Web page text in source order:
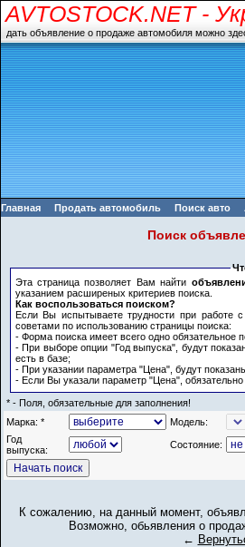
AVTOSTOCK.NET-
дать объявление о продаже автомобиля можно
Главная Продать автомобиль Поиск авто
Поиск
Эта страница позволяет Вам найти
указанием расширеных критериев поиска.
Как воспользоваться поиском?
Если Вы испытываете трудности при работе
советами по использованию страницы поиска:
- Форма поиска имеет всего одно обязательное
- При выборе опции "Год выпуска", будут
есть в базе;
- При указании параметра "Цена", будут
- Если Вы указали параметр "Цена",
* - Поля, обязательные для заполнения!
Марка: *
Модель:
Год
выпуска:
Состояние:
К сожалению, на данный момент,
Возможно, обьявления о
←